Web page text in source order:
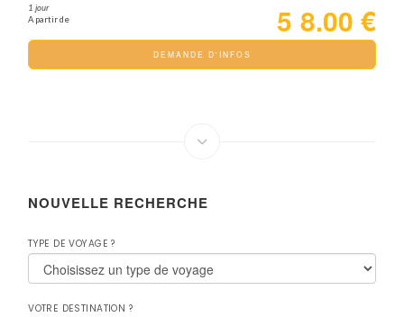
1 jour
A partir de
58.00 €
DEMANDE D'INFOS
NOUVELLE RECHERCHE
TYPE DE VOYAGE ?
VOTRE DESTINATION ?